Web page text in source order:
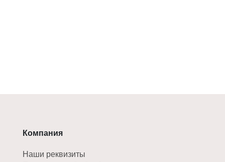
Компания
Наши реквизиты